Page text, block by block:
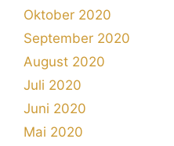
Oktober 2020
September 2020
August 2020
Juli 2020
Juni 2020
Mai 2020